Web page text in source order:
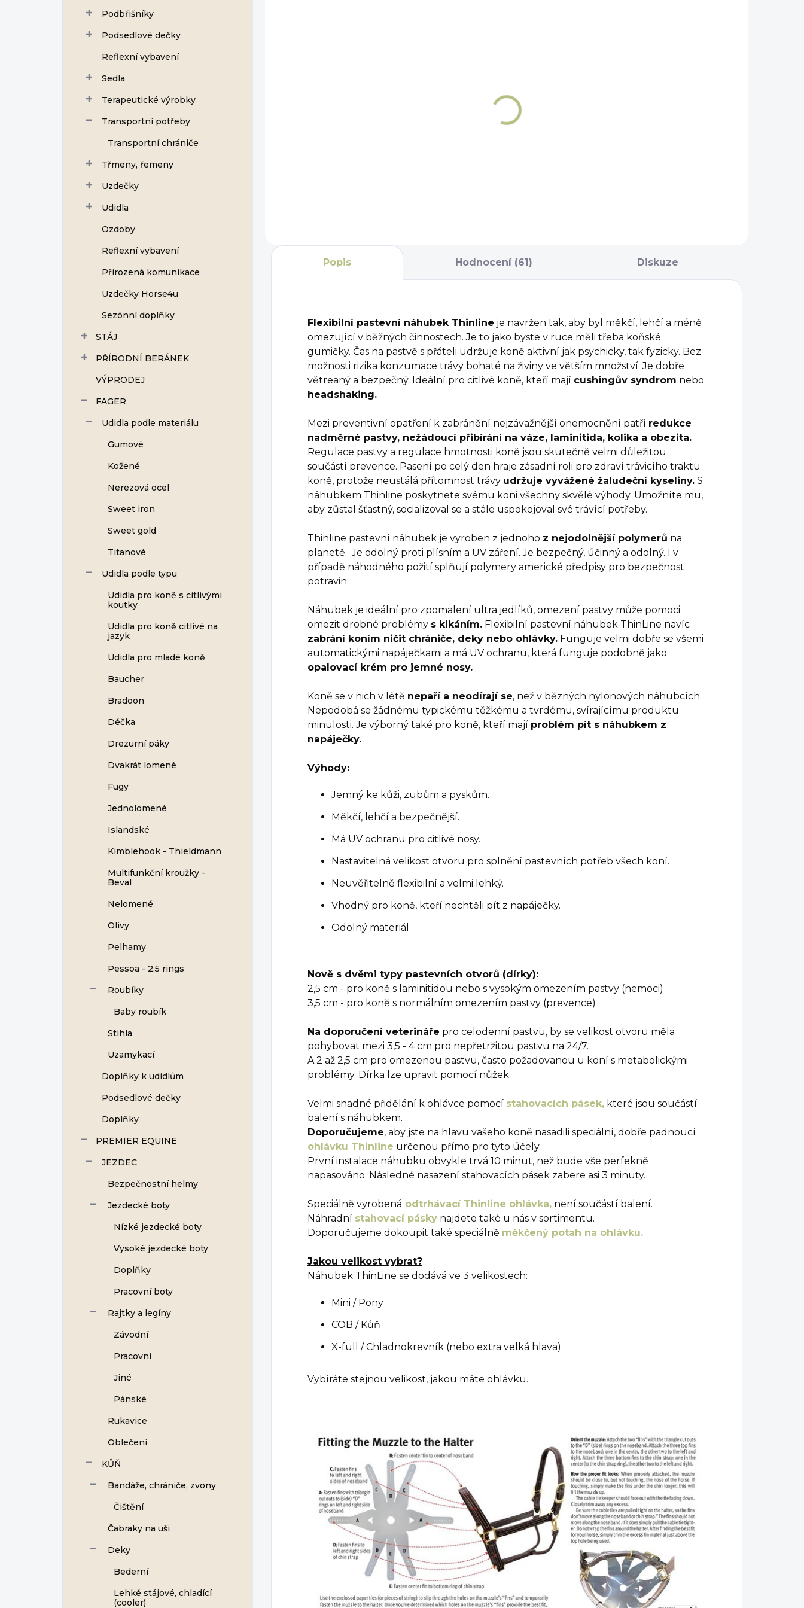
Podbřišníky
Podsedlové dečky
Reflexní vybavení
Sedla
Terapeutické výrobky
Transportní potřeby
Transportní chrániče
Třmeny, řemeny
Uzdečky
Udidla
Ozdoby
Reflexní vybavení
Přirozená komunikace
Uzdečky Horse4u
Sezónní doplňky
STÁJ
PŘÍRODNÍ BERÁNEK
VÝPRODEJ
FAGER
Udidla podle materiálu
Gumové
Kožené
Nerezová ocel
Sweet iron
Sweet gold
Titanové
Udidla podle typu
Udidla pro koně s citlivými
koutky
Udidla pro koně citlivé na
jazyk
Udidla pro mladé koně
Baucher
Bradoon
Déčka
Drezurní páky
Dvakrát lomené
Fugy
Jednolomené
Islandské
Kimblehook - Thieldmann
Multifunkční kroužky -
Beval
Nelomené
Olivy
Pelhamy
Pessoa - 2,5 rings
Roubíky
Baby roubík
Stihla
Uzamykací
Doplňky k udidlům
Podsedlové dečky
Doplňky
PREMIER EQUINE
JEZDEC
Bezpečnostní helmy
Jezdecké boty
Nízké jezdecké boty
Vysoké jezdecké boty
Doplňky
Pracovní boty
Rajtky a legíny
Závodní
Pracovní
Jiné
Pánské
Rukavice
Oblečení
KŮŇ
Bandáže, chrániče, zvony
Čištění
Čabraky na uši
Deky
Bederní
Lehké stájové, chladící
(cooler)
Popis Hodnocení (61) Diskuze
Flexibilní pastevní náhubek Thinline je navržen tak, aby byl měkčí, lehčí a méně
omezující v běžných činnostech. Je to jako byste v ruce měli třeba koňské
gumičky. Čas na pastvě s přáteli udržuje koně aktivní jak psychicky, tak fyzicky. Bez
možnosti rizika konzumace trávy bohaté na živiny ve větším množství. Je dobře
větreaný a bezpečný. Ideální pro citlivé koně, kteří mají cushingův syndrom nebo
headshaking.
Mezi preventivní opatření k zabránění nejzávažnější onemocnění patří redukce
nadměrné pastvy, nežádoucí přibírání na váze, laminitida, kolika a obezita.
Regulace pastvy a regulace hmotnosti koně jsou skutečně velmi důležitou
součástí prevence. Pasení po celý den hraje zásadní roli pro zdraví trávicího traktu
koně, protože neustálá přítomnost trávy udržuje vyvážené žaludeční kyseliny. S
náhubkem Thinline poskytnete svému koni všechny skvělé výhody. Umožníte mu,
aby zůstal šťastný, socializoval se a stále uspokojoval své trávící potřeby.
Thinline pastevní náhubek je vyroben z jednoho z nejodolnější polymerů na
planetě. Je odolný proti plísním a UV záření. Je bezpečný, účinný a odolný. I v
případě náhodného požití splňují polymery americké předpisy pro bezpečnost
potravin.
Náhubek je ideální pro zpomalení ultra jedlíků, omezení pastvy může pomoci
omezit drobné problémy s klkáním. Flexibilní pastevní náhubek ThinLine navíc
zabrání koním ničit chrániče, deky nebo ohlávky. Funguje velmi dobře se všemi
automatickými napáječkami a má UV ochranu, která funguje podobně jako
opalovací krém pro jemné nosy.
Koně se v nich v létě nepaří a neodírají se, než v bězných nylonových náhubcích.
Nepodobá se žádnému typickému těžkému a tvrdému, svírajícímu produktu
minulosti. Je výborný také pro koně, kteří mají problém pít s náhubkem z
napáječky.
Výhody:
Jemný ke kůži, zubům a pyskům.
Měkčí, lehčí a bezpečnější.
Má UV ochranu pro citlivé nosy.
Nastavitelná velikost otvoru pro splnění pastevních potřeb všech koní.
Neuvěřitelně flexibilní a velmi lehký.
Vhodný pro koně, kteří nechtěli pít z napáječky.
Odolný materiál
Nově s dvěmi typy pastevních otvorů (dírky):
2,5 cm - pro koně s laminitidou nebo s vysokým omezením pastvy (nemoci)
3,5 cm - pro koně s normálním omezením pastvy (prevence)
Na doporučení veterináře pro celodenní pastvu, by se velikost otvoru měla
pohybovat mezi 3,5 - 4 cm pro nepřetržitou pastvu na 24/7.
A 2 až 2,5 cm pro omezenou pastvu, často požadovanou u koní s metabolickými
problémy. Dírka lze upravit pomocí nůžek.
Velmi snadné přidělání k ohlávce pomocí stahovacích pásek, které jsou součástí
balení s náhubkem.
Doporučujeme, aby jste na hlavu vašeho koně nasadili speciální, dobře padnoucí
ohlávku Thinline určenou přímo pro tyto účely.
První instalace náhubku obvykle trvá 10 minut, než bude vše perfekně
napasováno. Následné nasazení stahovacích pásek zabere asi 3 minuty.
Speciálně vyrobená odtrhávací Thinline ohlávka, není součástí balení.
Náhradní stahovací pásky najdete také u nás v sortimentu.
Doporučujeme dokoupit také speciálně měkčený potah na ohlávku.
Jakou velikost vybrat?
Náhubek ThinLine se dodává ve 3 velikostech:
Mini / Pony
COB / Kůň
X-full / Chladnokrevník (nebo extra velká hlava)
Vybíráte stejnou velikost, jakou máte ohlávku.